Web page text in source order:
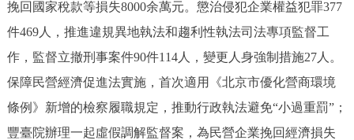
挽回國家稅款等損失8000余萬元。懲治侵犯企業權益犯罪377
件469人，推進違規異地執法和趨利性執法司法專項監督工
作，監督立撤刑事案件90件114人，變更人身強制措施27人。
保障民營經濟促進法實施，首次適用《北京市優化營商環境
條例》新增的檢察履職規定，推動行政執法避免“小過重罰”；
豐臺院辦理一起虛假調解監督案，為民營企業挽回經濟損失